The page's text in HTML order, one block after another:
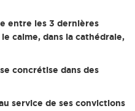
entre les 3 dernières
calme, dans la cathédrale,
concrétise dans des
service de ses convictions